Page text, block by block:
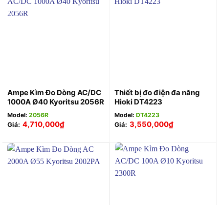
Ampe Kìm Đo Dòng AC/DC
1000A Ø40 Kyoritsu 2056R
Model: 2056R
Giá: 4,710,000₫
Thiết bị đo điện đa năng
Hioki DT4223
Model: DT4223
Giá: 3,550,000₫